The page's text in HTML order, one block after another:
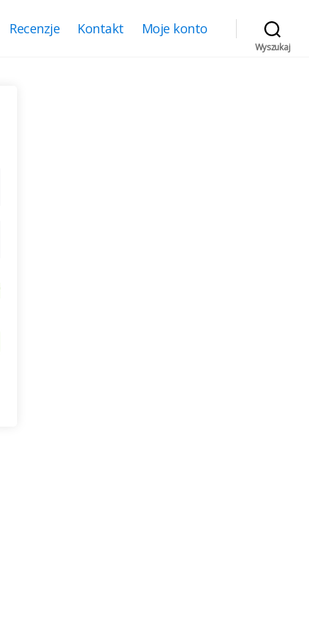
Recenzje Kontakt Moje konto
Wyszukaj